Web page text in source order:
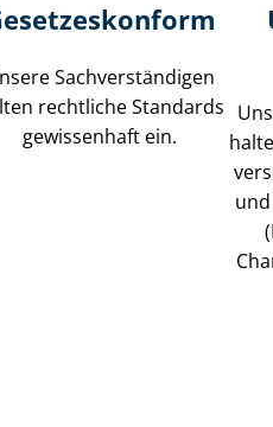
Sach­ver­stän­di­gen
rechtliche Standards
gewissenhaft ein.